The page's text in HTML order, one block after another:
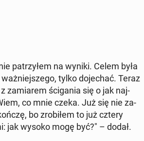
pa­trzy­łem na wyniki. Celem była
waż­niej­sze­go, tylko do­je­chać. Teraz
za­mia­rem ści­ga­nia się o jak naj­
co mnie czeka. Już się nie za­
bo zro­bi­łem to już cztery
jak wysoko mogę być?" – dodał.